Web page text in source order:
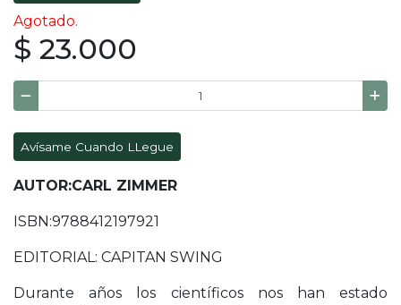
Agotado.
$ 23.000
Avísame Cuando LLegue
AUTOR:CARL ZIMMER
ISBN:9788412197921
EDITORIAL: CAPITAN SWING
Durante años los científicos nos han estado